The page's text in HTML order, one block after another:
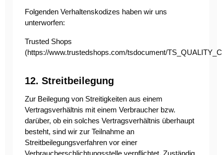
Folgenden Verhaltenskodizes haben wir uns
unterworfen:
Trusted Shops
(https://www.trustedshops.com/tsdocument/
12. Streitbeilegung
Zur Beilegung von Streitigkeiten aus einem
Vertragsverhältnis mit einem Verbraucher bzw.
darüber, ob ein solches Vertragsverhältnis überhaupt
besteht, sind wir zur Teilnahme an
Streitbeilegungsverfahren vor einer